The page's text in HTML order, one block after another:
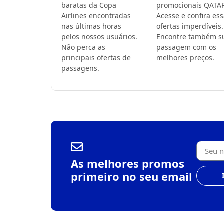
baratas da Copa
Airlines encontradas
nas últimas horas
pelos nossos usuários.
Não perca as
principais ofertas de
passagens.
promocionais
Acesse e confira
ofertas imperdíveis.
Encontre também
passagem com os
melhores preços.
As melhores promos
primeiro no seu email